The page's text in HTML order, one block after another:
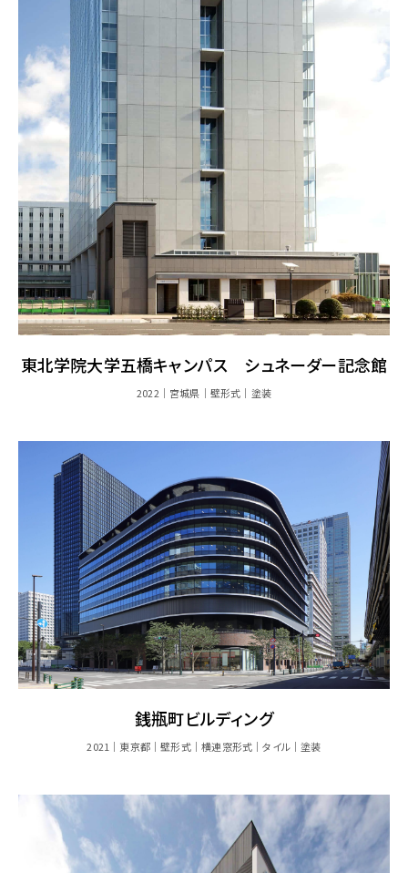
東北学院大学五橋キャンパス シュネーダー記念館
2022 宮城県 壁形式 塗装
銭瓶町ビルディング
2021 東京都 壁形式 横連窓形式 タイル 塗装